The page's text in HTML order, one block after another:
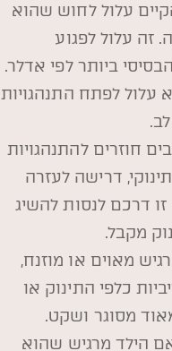
עלול לחוש שהוא
זה עלול לפגוע
ביותר לפי אדלר.
עלול לפתח התנהגויות
חוזרים להתנהגויות
דרישה לעזרה
דרכם לנסות להשיג
מקבל.
מאוים או מוזנח,
כלפי התינוק או
מסוגר ושקט.
הילד מרגיש שהוא